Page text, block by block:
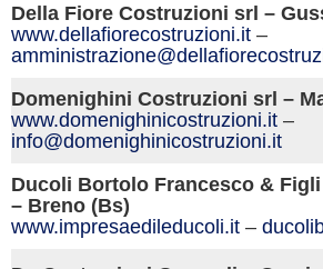
Della Fiore Costruzioni srl –
www.dellafiorecostruzioni.it –
Domenighini Costruzioni srl –
www.domenighinicostruzioni.it –
info@domenighinicostruzioni.it
Ducoli Bortolo Francesco &
– Breno (Bs)
www.impresaedileducoli.it –